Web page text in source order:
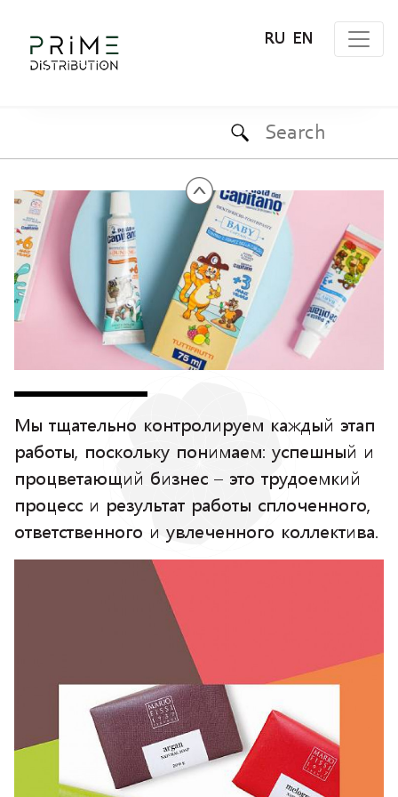
RU EN
Мы тщательно контролируем каждый этап
работы, поскольку понимаем: успешный и
процветающий бизнес – это трудоемкий
процесс и результат работы сплоченного,
ответственного и увлеченного коллектива.